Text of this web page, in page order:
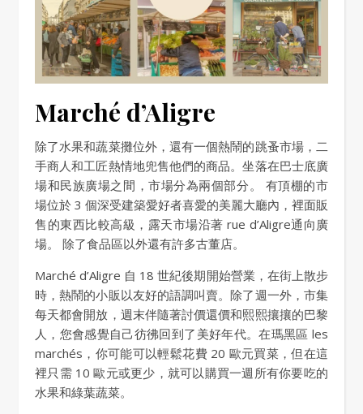
Marché d’Aligre
除了水果和蔬菜攤位外，還有一個熱鬧的跳蚤市場，二
手商人和工匠熱情地兜售他們的商品。坐落在巴士底廣
場和民族廣場之間，市場分為兩個部分。 有頂棚的市
場位於 3 個深受建築愛好者喜愛的美麗大廳內，裡面販
售的東西比較高級，露天市場沿著 rue d’Aligre通向廣
場。 除了食品區以外還有許多古董店。
Marché d’Aligre 自 18 世紀後期開始營業，在街上散步
時，熱鬧的小販以友好的語調叫賣。除了週一外，市集
每天都會開放，週末伴隨著討價還價和熙熙攘攘的巴黎
人，您會感覺自己彷彿回到了美好年代。在瑪黑區 les
marchés，你可能可以輕鬆花費 20 歐元買菜，但在這
裡只需 10 歐元或更少，就可以購買一週所有你要吃的
水果和綠葉蔬菜。